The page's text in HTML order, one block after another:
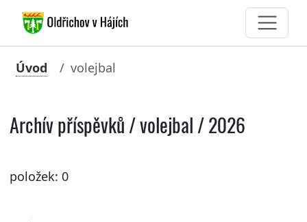
Úvod volejbal
Archív příspěvků / volejbal / 2026
položek: 0